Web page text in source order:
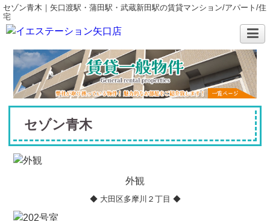
セゾン青木｜矢口渡駅・蒲田駅・武蔵新田駅の賃貸マンション/アパート/住
宅
セゾン青木
外観
◆ 大田区多摩川２丁目 ◆